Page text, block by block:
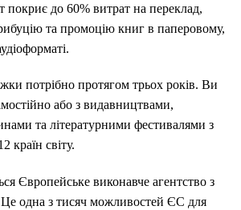
покриє до 60% витрат на переклад,
та промоцію книг в паперовому,
потрібно протягом трьох років. Ви
або з видавництвами,
та літературними фестивалями з
країн світу.
Європейське виконавче агентство з
Це одна з тисяч можливостей ЄС для